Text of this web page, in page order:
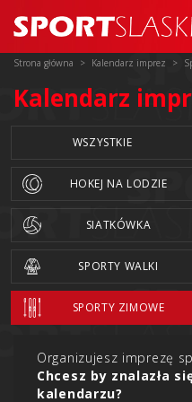
Strona główna Kalendarz imprez
Kalendarz
WSZYSTKIE
HOKEJ NA LODZIE
SIATKÓWKA
SPORTY WALKI
SPORTY ZIMOWE
Organizujesz imprezę
Chcesz by znalazła
kalendarzu?